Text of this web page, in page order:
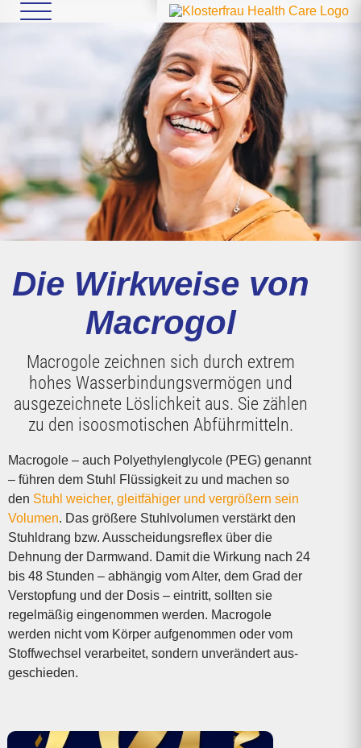
Die Wirkweise von
Macrogol
Macrogole zeichnen sich durch extrem
hohes Wasserbindungsvermögen und
ausgezeichnete Löslichkeit aus. Sie zählen
zu den isoosmotischen Abführmitteln.
Macrogole – auch Polyethylenglycole (PEG) genannt
– führen dem Stuhl Flüssigkeit zu und machen so
den Stuhl weicher, gleitfähiger und vergrößern sein
Volumen. Das größere Stuhl­volumen verstärkt den
Stuhldrang bzw. Aus­scheidungs­reflex über die
Dehnung der Darm­wand. Damit die Wirkung nach 24
bis 48 Stunden – abhängig vom Alter, dem Grad der
Verstopfung und der Dosis – eintritt, sollten sie
regelmäßig eingenommen werden. Macrogole
werden nicht vom Körper aufgenommen oder vom
Stoff­wechsel verarbeitet, sondern un­ver­ändert aus­
geschieden.